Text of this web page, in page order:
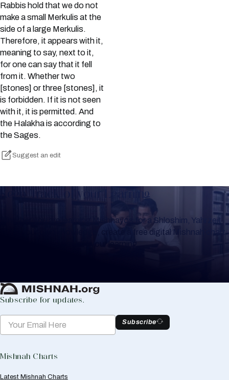
Rabbis hold that we do not
make a small Merkulis at the
side of a large Merkulis.
Therefore, it appears with it,
meaning to say, next to it,
for one can say that it fell
from it. Whether two
[stones] or three [stones], it
is forbidden. If it is not seen
with it, it is permitted. And
the Halakha is according to
the Sages.
Suggest an edit
Keep Track of your Learning
Whether you are learning Mishnayos for a Shloshim, Yahrzeit
or for your own knowledge, create a free digital Mishnah chart
to help you keep track of your learning.
Subscribe for updates.
Subscribe
Mishnah Charts
Latest Mishnah Charts